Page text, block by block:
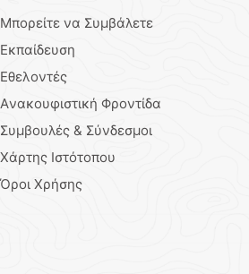
Μπορείτε να Συμβάλετε
Εκπαίδευση
Εθελοντές
Aνακουφιστική Φροντίδα
Συμβουλές & Σύνδεσμοι
Χάρτης Ιστότοπου
Όροι Χρήσης